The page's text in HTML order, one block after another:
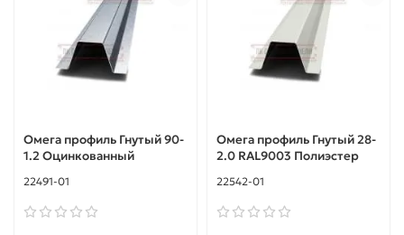
Омега профиль Гнутый 90-
1.2 Оцинкованный
22491-01
Омега профиль Гнутый 28-
2.0 RAL9003 Полиэстер
22542-01